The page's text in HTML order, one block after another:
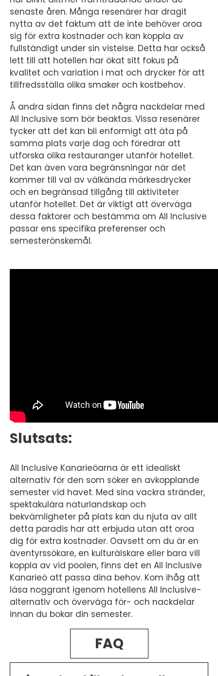
senaste åren. Många resenärer har dragit
nytta av det faktum att de inte behöver oroa
sig för extra kostnader och kan koppla av
fullständigt under sin vistelse. Detta har också
lett till att hotellen har ökat sitt fokus på
kvalitet och variation i mat och drycker för att
tillfredsställa olika smaker och kostbehov.
Å andra sidan finns det några nackdelar med
All Inclusive som bör beaktas. Vissa resenärer
tycker att det kan bli enformigt att äta på
samma plats varje dag och föredrar att
utforska olika restauranger utanför hotellet.
Det kan även vara begränsningar när det
kommer till val av välkända märkesdrycker
och en begränsad tillgång till aktiviteter
utanför hotellet. Det är viktigt att överväga
dessa faktorer och bestämma om All Inclusive
passar ens specifika preferenser och
semesterönskemål.
Slutsats:
All Inclusive Kanarieöarna är ett idealiskt
alternativ för den som söker en avkopplande
semester vid havet. Med sina vackra stränder,
spektakulära naturlandskap och
bekvämligheter på plats kan du njuta av allt
detta paradis har att erbjuda utan att oroa
dig för extra kostnader. Oavsett om du är en
äventyrssökare, en kulturälskare eller bara vill
koppla av vid poolen, finns det en All Inclusive
Kanarieö att passa dina behov. Kom ihåg att
läsa noggrant igenom hotellens All Inclusive-
alternativ och överväga för- och nackdelar
innan du bokar din semester.
FAQ